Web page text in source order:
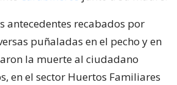
antecedentes recabados por
puñaladas en el pecho y en
la muerte al ciudadano
en el sector Huertos Familiares